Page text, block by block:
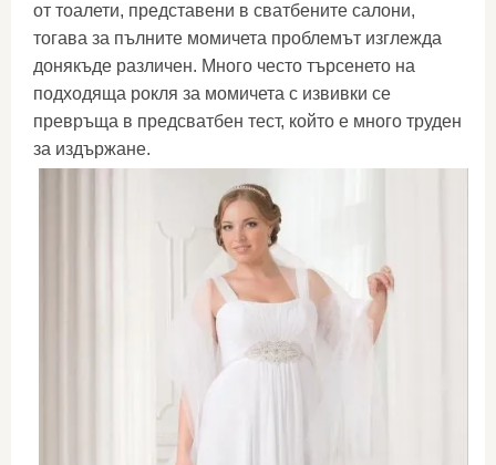
от тоалети, представени в сватбените салони,
тогава за пълните момичета проблемът изглежда
донякъде различен. Много често търсенето на
подходяща рокля за момичета с извивки се
превръща в предсватбен тест, който е много труден
за издържане.